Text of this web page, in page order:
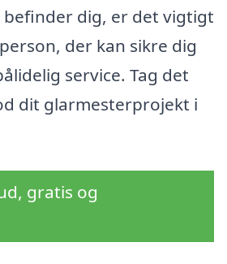
befinder dig, er det vigtigt
der kan sikre dig
service. Tag det
dit glarmesterprojekt i
gratis og